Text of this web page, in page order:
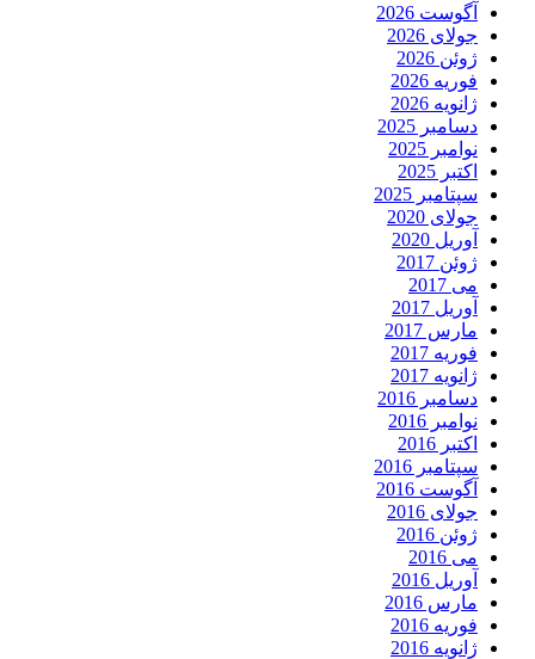
آگوست 2026
جولای 2026
ژوئن 2026
فوریه 2026
ژانویه 2026
دسامبر 2025
نوامبر 2025
اکتبر 2025
سپتامبر 2025
جولای 2020
آوریل 2020
ژوئن 2017
می 2017
آوریل 2017
مارس 2017
فوریه 2017
ژانویه 2017
دسامبر 2016
نوامبر 2016
اکتبر 2016
سپتامبر 2016
آگوست 2016
جولای 2016
ژوئن 2016
می 2016
آوریل 2016
مارس 2016
فوریه 2016
ژانویه 2016